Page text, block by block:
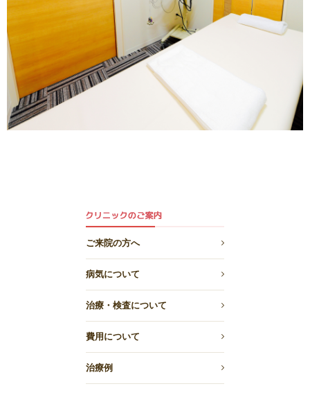
ご来院の方へ
病気について
治療・検査について
費用について
治療例